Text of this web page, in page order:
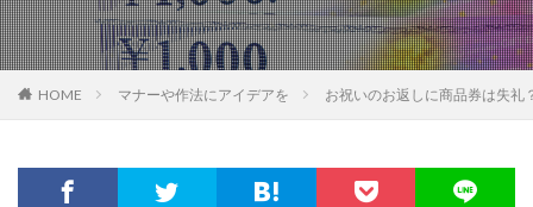
HOME マナーや作法にアイデアを お祝いのお返しに商品券は失礼